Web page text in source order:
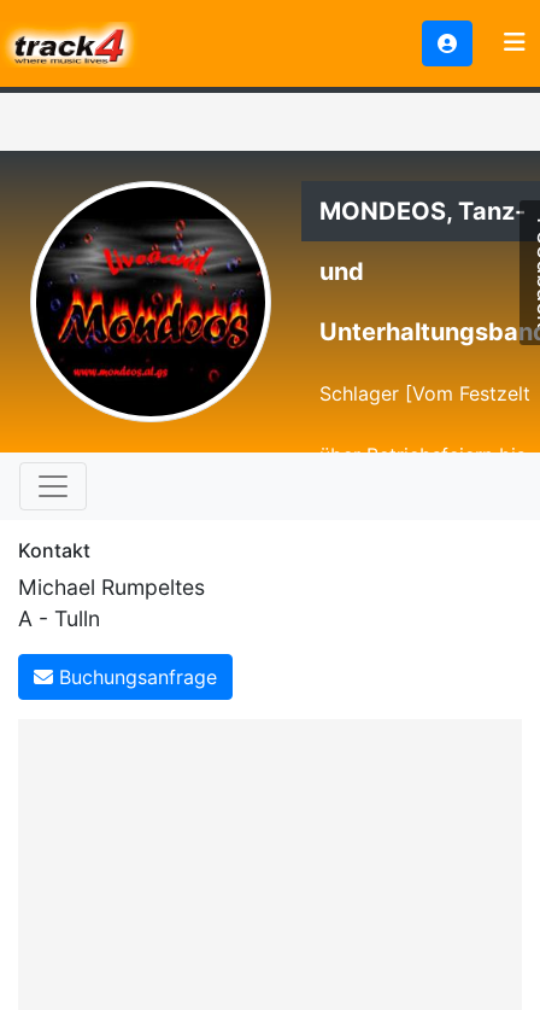
MONDEOS, Tanz-
und
Schlager [Vom Festzelt
über Betriebsfeiern bis
Kontakt
Michael Rumpeltes
A - Tulln
Buchungsanfrage